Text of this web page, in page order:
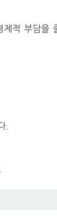
제적 부담을
.